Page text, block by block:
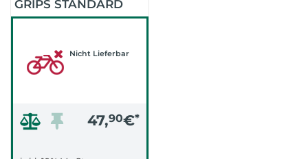
GRIPS STANDARD
LEDER SCHRAUBBAR
Nicht Lieferbar
47,90€*